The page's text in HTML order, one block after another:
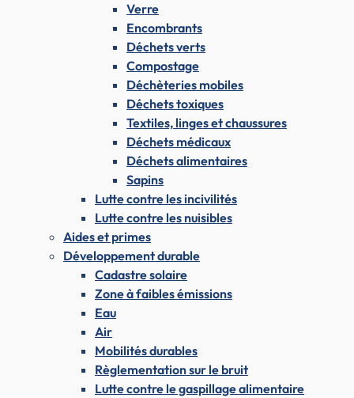
Verre
Encombrants
Déchets verts
Compostage
Déchèteries mobiles
Déchets toxiques
Textiles, linges et chaussures
Déchets médicaux
Déchets alimentaires
Sapins
Lutte contre les incivilités
Lutte contre les nuisibles
Aides et primes
Développement durable
Cadastre solaire
Zone à faibles émissions
Eau
Air
Mobilités durables
Règlementation sur le bruit
Lutte contre le gaspillage alimentaire